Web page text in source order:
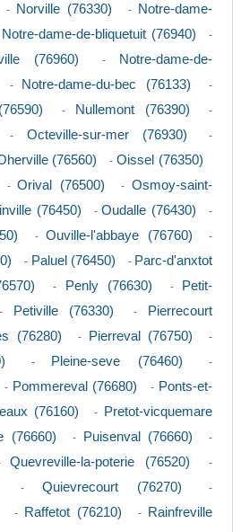
- Norville (76330) -
Notre-dame-
Notre-dame-de-bliquetuit (76940) -
(76960) -
Notre-dame-de-
- Notre-dame-du-bec (76133) -
- Nullemont (76390) -
- Octeville-sur-mer (76930) -
(76560) -Oissel (76350)
-Orival (76500) -Osmoy-saint-
(76450) -Oudalle (76430) -
-Ouville-l'abbaye (76760) -
- Paluel (76450) - Parc-d'anxtot
- Penly (76630) -
Petit-
Petiville (76330) -
Pierrecourt
(76280) - Pierreval (76750) -
- Pleine-seve (76460) -
- Pommereval (76680) - Ponts-et-
(76160) -
Pretot-vicquemare
(76660) - Puisenval (76660) -
Quevreville-la-poterie (76520) -
- Quievrecourt (76270) -
- Raffetot (76210) -
Rainfreville